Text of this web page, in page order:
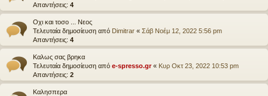
Απαντήσεις: 4
Οχι και τοσο ... Νεος
Τελευταία δημοσίευση από Dimitrar « Σάβ Νοέμ 12, 2022 5:56 pm
Απαντήσεις: 4
Καλως σας βρηκα
Τελευταία δημοσίευση από e-spresso.gr« Κυρ Οκτ 23, 2022 10:53 pm
Απαντήσεις: 2
Καλησπερα